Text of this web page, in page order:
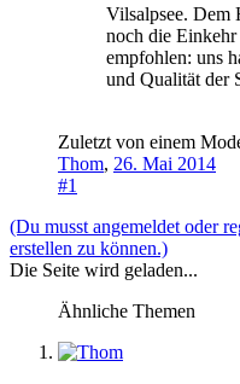
Vilsalpsee. Dem
noch die
empfohlen: uns
und Qualität der
Zuletzt von einem
Thom, 26. Mai 2014
#1
(Du musst angemeldet oder
erstellen zu können.)
Die Seite wird geladen...
Ähnliche Themen